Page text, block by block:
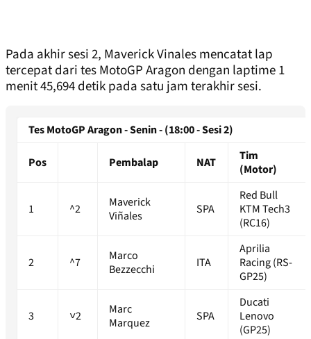
Pada akhir sesi 2, Maverick Vinales mencatat lap
tercepat dari tes MotoGP Aragon dengan laptime 1
menit 45,694 detik pada satu jam terakhir sesi.
Tes MotoGP Aragon - Senin - (18:00 - Sesi 2)
Pos Pembalap NAT
Tim
(Motor)
1 ^2
Maverick
Viñales
SPA
Red Bull
KTM Tech3
(RC16)
2 ^7
Marco
Bezzecchi
ITA
Aprilia
Racing (RS-
GP25)
3 ˅2
Marc
Marquez
SPA
Ducati
Lenovo
(GP25)